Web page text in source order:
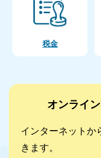
税金
オンライ
インターネットか
きます。